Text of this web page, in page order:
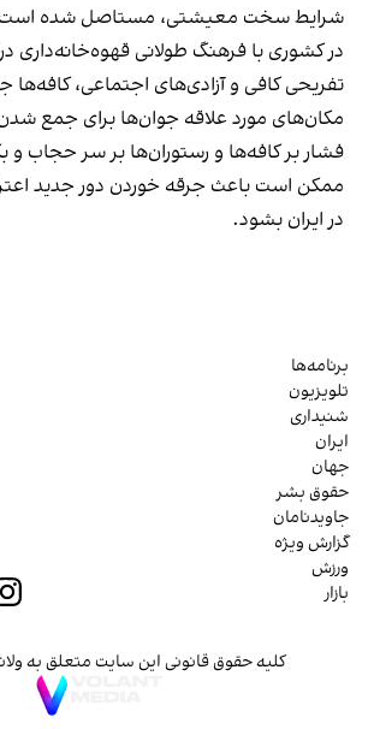
شرایط سخت معیشتی، مستاصل شده
در کشوری با فرهنگ طولانی قهوه‌‌خانه‌داری
تفریحی کافی و آزادی‌های اجتماعی، کافه‌ها
مکان‌های مورد علاقه جوان‌ها برای جمع
فشار بر کافه‌ها و رستوران‌ها بر سر حجاب و
ممکن است باعث جرقه خوردن دور جدید
در ایران بشود.
برنامه‌ها
تلویزیون
شنیداری
ایران
جهان
حقوق بشر
جاویدنامان
گزارش ویژه
ورزش
بازار
کلیه حقوق قانونی این سایت متعلق به